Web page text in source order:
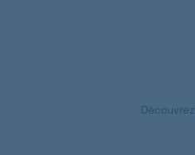
Découvrez